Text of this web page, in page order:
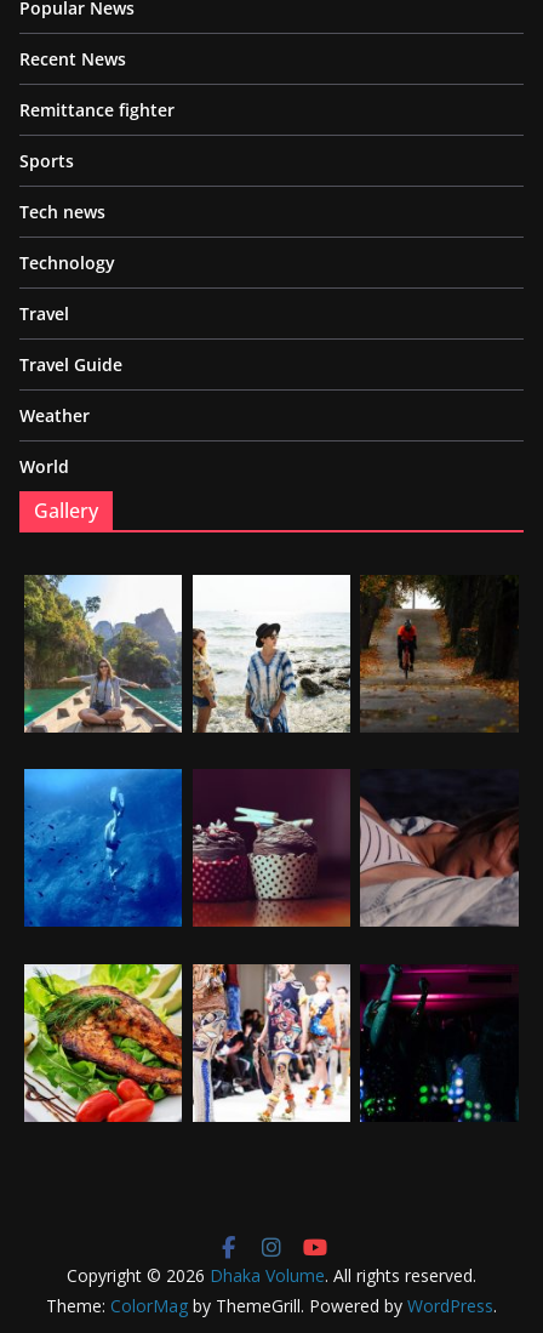
Popular News
Recent News
Remittance fighter
Sports
Tech news
Technology
Travel
Travel Guide
Weather
World
Gallery
Copyright © 2026 Dhaka Volume. All rights reserved.
Theme: ColorMag by ThemeGrill. Powered by WordPress.